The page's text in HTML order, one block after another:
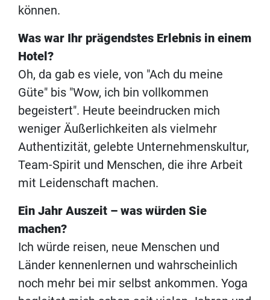
können.
Was war Ihr prägendstes Erlebnis in einem
Hotel?
Oh, da gab es viele, von "Ach du meine
Güte" bis "Wow, ich bin vollkommen
begeistert". Heute beeindrucken mich
weniger Äußerlichkeiten als vielmehr
Authentizität, gelebte Unternehmenskultur,
Team-Spirit und Menschen, die ihre Arbeit
mit Leidenschaft machen.
Ein Jahr Auszeit – was würden Sie
machen?
Ich würde reisen, neue Menschen und
Länder kennenlernen und wahrscheinlich
noch mehr bei mir selbst ankommen. Yoga